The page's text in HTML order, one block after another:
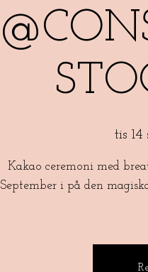
tis 14
Kakao ceremoni med
September i på den